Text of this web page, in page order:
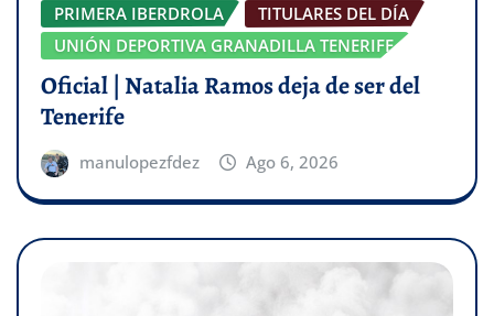
PRIMERA IBERDROLA
TITULARES DEL DÍA
UNIÓN DEPORTIVA GRANADILLA TENERIFE
Oficial | Natalia Ramos deja de ser del
Tenerife
manulopezfdez Ago 6, 2026